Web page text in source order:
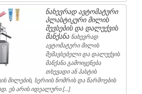
ნახევრად ავტომატური
პლასტიკური მილის
შევსების და დალუქვის
მანქანა ნახევრად
ავტომატური მილის
შემავსებელი და დალუქვის
მანქანა გამოიყენება
თხევადი ან პასტის
მილების, სერიის ნომრის და წარმოების
ეს არის იდეალური […]